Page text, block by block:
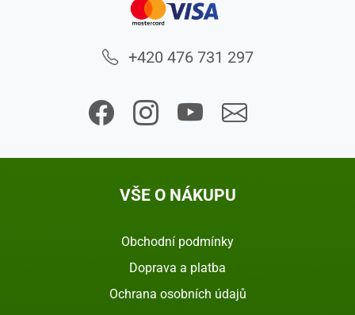
+420 476 731 297
VŠE O NÁKUPU
Obchodní podmínky
Doprava a platba
Ochrana osobních údajů